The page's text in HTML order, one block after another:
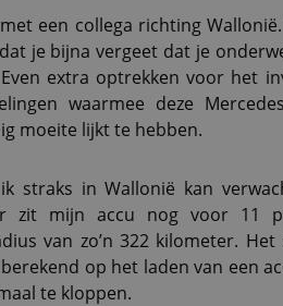
een collega richting
je bijna vergeet dat je
extra optrekken voor het
waarmee deze
moeite lijkt te hebben.
straks in Wallonië kan
zit mijn accu nog voor 11
van zo’n 322 kilometer.
op het laden van een
te kloppen.